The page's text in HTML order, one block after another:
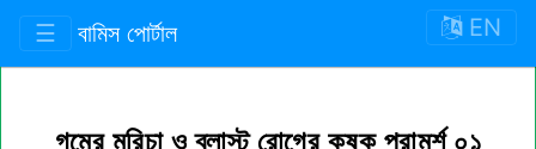
☰ বামিস পোর্টাল EN
গমের মরিচা ও ব্লাস্ট রোগের কৃষক পরামর্শ ০১